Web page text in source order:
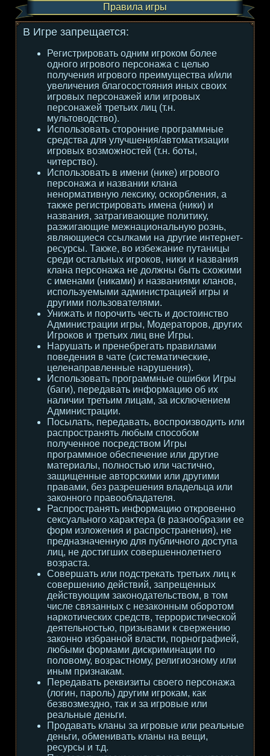
Правила игры
В Игре запрещается:
Регистрировать одним игроком более
одного игрового персонажа с целью
получения игрового преимущества и/или
увеличения благосостояния иных своих
игровых персонажей или игровых
персонажей третьих лиц (т.н.
мультоводство).
Использовать сторонние программные
средства для улучшения/автоматизации
игровых возможностей (т.н. боты,
читерство).
Использовать в имени (нике) игрового
персонажа и названии клана
ненормативную лексику, оскорбления, а
также регистрировать имена (ники) и
названия, затрагивающие политику,
разжигающие межнациональную рознь,
являющиеся ссылками на другие интернет-
ресурсы. Также, во избежание путаницы
среди остальных игроков, ники и названия
клана персонажа не должны быть схожими
с именами (никами) и названиями кланов,
используемыми администрацией игры и
другими пользователями.
Унижать и порочить честь и достоинство
Администрации игры, Модераторов, других
Игроков и третьих лиц вне Игры.
Нарушать и пренебрегать правилами
поведения в чате (систематические,
целенаправленные нарушения).
Использовать программные ошибки Игры
(баги), передавать информацию об их
наличии третьим лицам, за исключением
Администрации.
Посылать, передавать, воспроизводить или
распространять любым способом
полученное посредством Игры
программное обеспечение или другие
материалы, полностью или частично,
защищенные авторскими или другими
правами, без разрешения владельца или
законного правообладателя.
Распространять информацию откровенно
сексуального характера (в разнообразии ее
форм изложения и распространения), не
предназначенную для публичного доступа
лиц, не достигших совершеннолетнего
возраста.
Совершать или подстрекать третьих лиц к
совершению действий, запрещенных
действующим законодательством, в том
числе связанных с незаконным оборотом
наркотических средств, террористической
деятельностью, призывами к свержению
законно избранной власти, порнографией,
любыми формами дискриминации по
половому, возрастному, религиозному или
иным признакам.
Передавать реквизиты своего персонажа
(логин, пароль) другим игрокам, как
безвозмездно, так и за игровые или
реальные деньги.
Продавать кланы за игровые или реальные
деньги, обменивать кланы на вещи,
ресурсы и т.д.